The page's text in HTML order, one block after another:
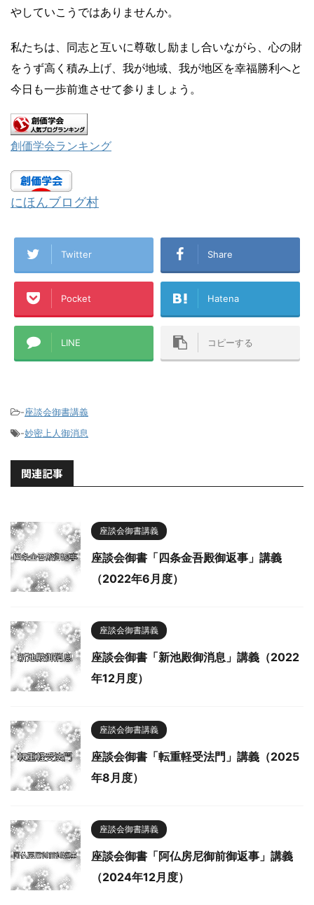
やしていこうではありませんか。
私たちは、同志と互いに尊敬し励まし合いながら、心の財
をうず高く積み上げ、我が地域、我が地区を幸福勝利へと
今日も一歩前進させて参りましょう。
創価学会ランキング
にほんブログ村
Twitter Share
Pocket Hatena
LINE コピーする
-座談会御書講義
-妙密上人御消息
関連記事
座談会御書講義
座談会御書「四条金吾殿御返事」講義
（2022年6月度）
座談会御書講義
座談会御書「新池殿御消息」講義（2022
年12月度）
座談会御書講義
座談会御書「転重軽受法門」講義（2025
年8月度）
座談会御書講義
座談会御書「阿仏房尼御前御返事」講義
（2024年12月度）